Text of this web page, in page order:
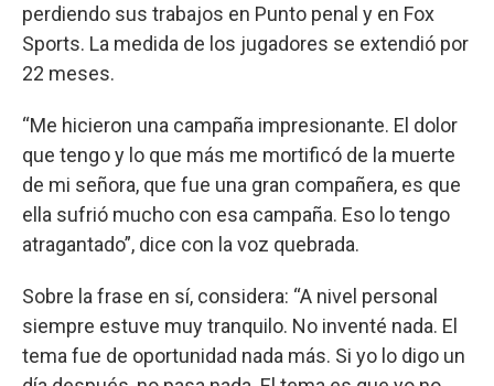
perdiendo sus trabajos en Punto penal y en Fox
Sports. La medida de los jugadores se extendió por
22 meses.
“Me hicieron una campaña impresionante. El dolor
que tengo y lo que más me mortificó de la muerte
de mi señora, que fue una gran compañera, es que
ella sufrió mucho con esa campaña. Eso lo tengo
atragantado”, dice con la voz quebrada.
Sobre la frase en sí, considera: “A nivel personal
siempre estuve muy tranquilo. No inventé nada. El
tema fue de oportunidad nada más. Si yo lo digo un